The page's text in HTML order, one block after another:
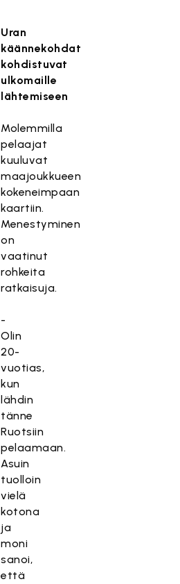
Uran
käännekohdat
kohdistuvat
ulkomaille
lähtemiseen
Molemmilla
pelaajat
kuuluvat
maajoukkueen
kokeneimpaan
kaartiin.
Menestyminen
on
vaatinut
rohkeita
ratkaisuja.
-
Olin
20-
vuotias,
kun
lähdin
tänne
Ruotsiin
pelaamaan.
Asuin
tuolloin
vielä
kotona
ja
moni
sanoi,
että